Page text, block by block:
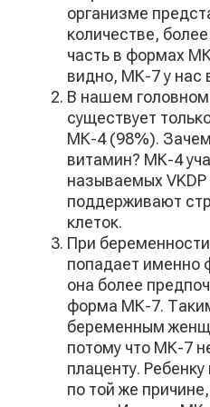
организме
количестве,
часть в формах
видно, МК-7 у нас
В нашем
существует
МК-4 (98%).
витамин? МК-4
называемых
поддерживают
клеток.
При
попадает именно
она более
форма МК-7.
беременным
потому что МК-7
плаценту.
по той же